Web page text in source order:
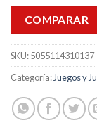
COMPARAR
SKU:5055114310137
Categoría:Juegos y